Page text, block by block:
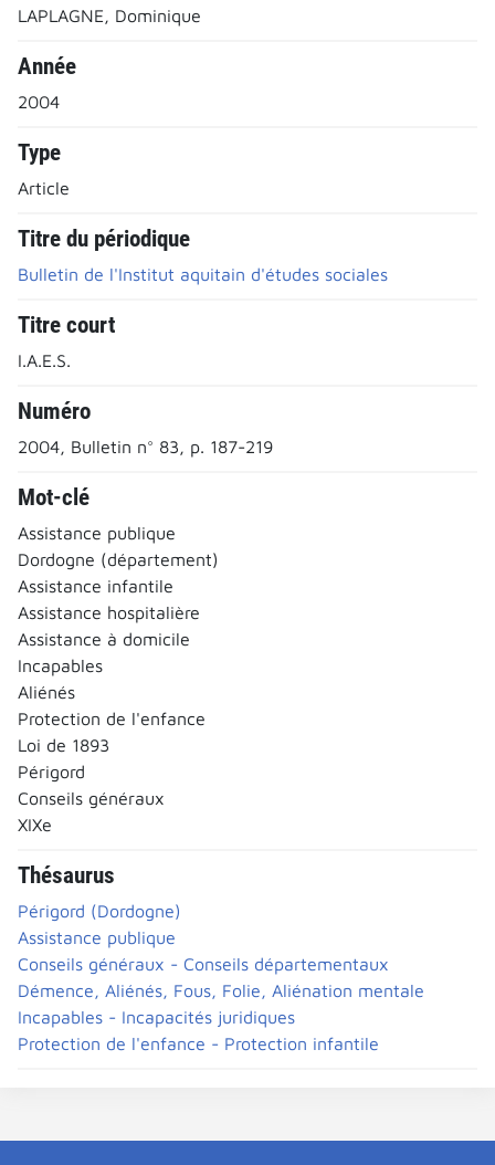
LAPLAGNE, Dominique
Année
2004
Type
Article
Titre du périodique
Bulletin de l'Institut aquitain d'études sociales
Titre court
I.A.E.S.
Numéro
2004, Bulletin n° 83, p. 187-219
Mot-clé
Assistance publique
Dordogne (département)
Assistance infantile
Assistance hospitalière
Assistance à domicile
Incapables
Aliénés
Protection de l'enfance
Loi de 1893
Périgord
Conseils généraux
XIXe
Thésaurus
Périgord (Dordogne)
Assistance publique
Conseils généraux - Conseils départementaux
Démence, Aliénés, Fous, Folie, Aliénation mentale
Incapables - Incapacités juridiques
Protection de l'enfance - Protection infantile